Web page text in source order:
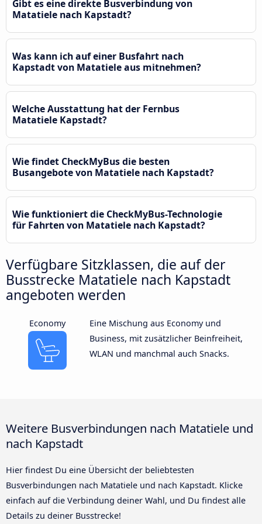
Gibt es eine direkte Busverbindung von
Matatiele nach Kapstadt?
Was kann ich auf einer Busfahrt nach
Kapstadt von Matatiele aus mitnehmen?
Welche Ausstattung hat der Fernbus
Matatiele Kapstadt?
Wie findet CheckMyBus die besten
Busangebote von Matatiele nach Kapstadt?
Wie funktioniert die CheckMyBus-Technologie
für Fahrten von Matatiele nach Kapstadt?
Verfügbare Sitzklassen, die auf der
Busstrecke Matatiele nach Kapstadt
angeboten werden
Economy
Eine Mischung aus Economy und
Business, mit zusätzlicher Beinfreiheit,
WLAN und manchmal auch Snacks.
Weitere Busverbindungen nach Matatiele und
nach Kapstadt
Hier findest Du eine Übersicht der beliebtesten
Busverbindungen nach Matatiele und nach Kapstadt. Klicke
einfach auf die Verbindung deiner Wahl, und Du findest alle
Details zu deiner Busstrecke!